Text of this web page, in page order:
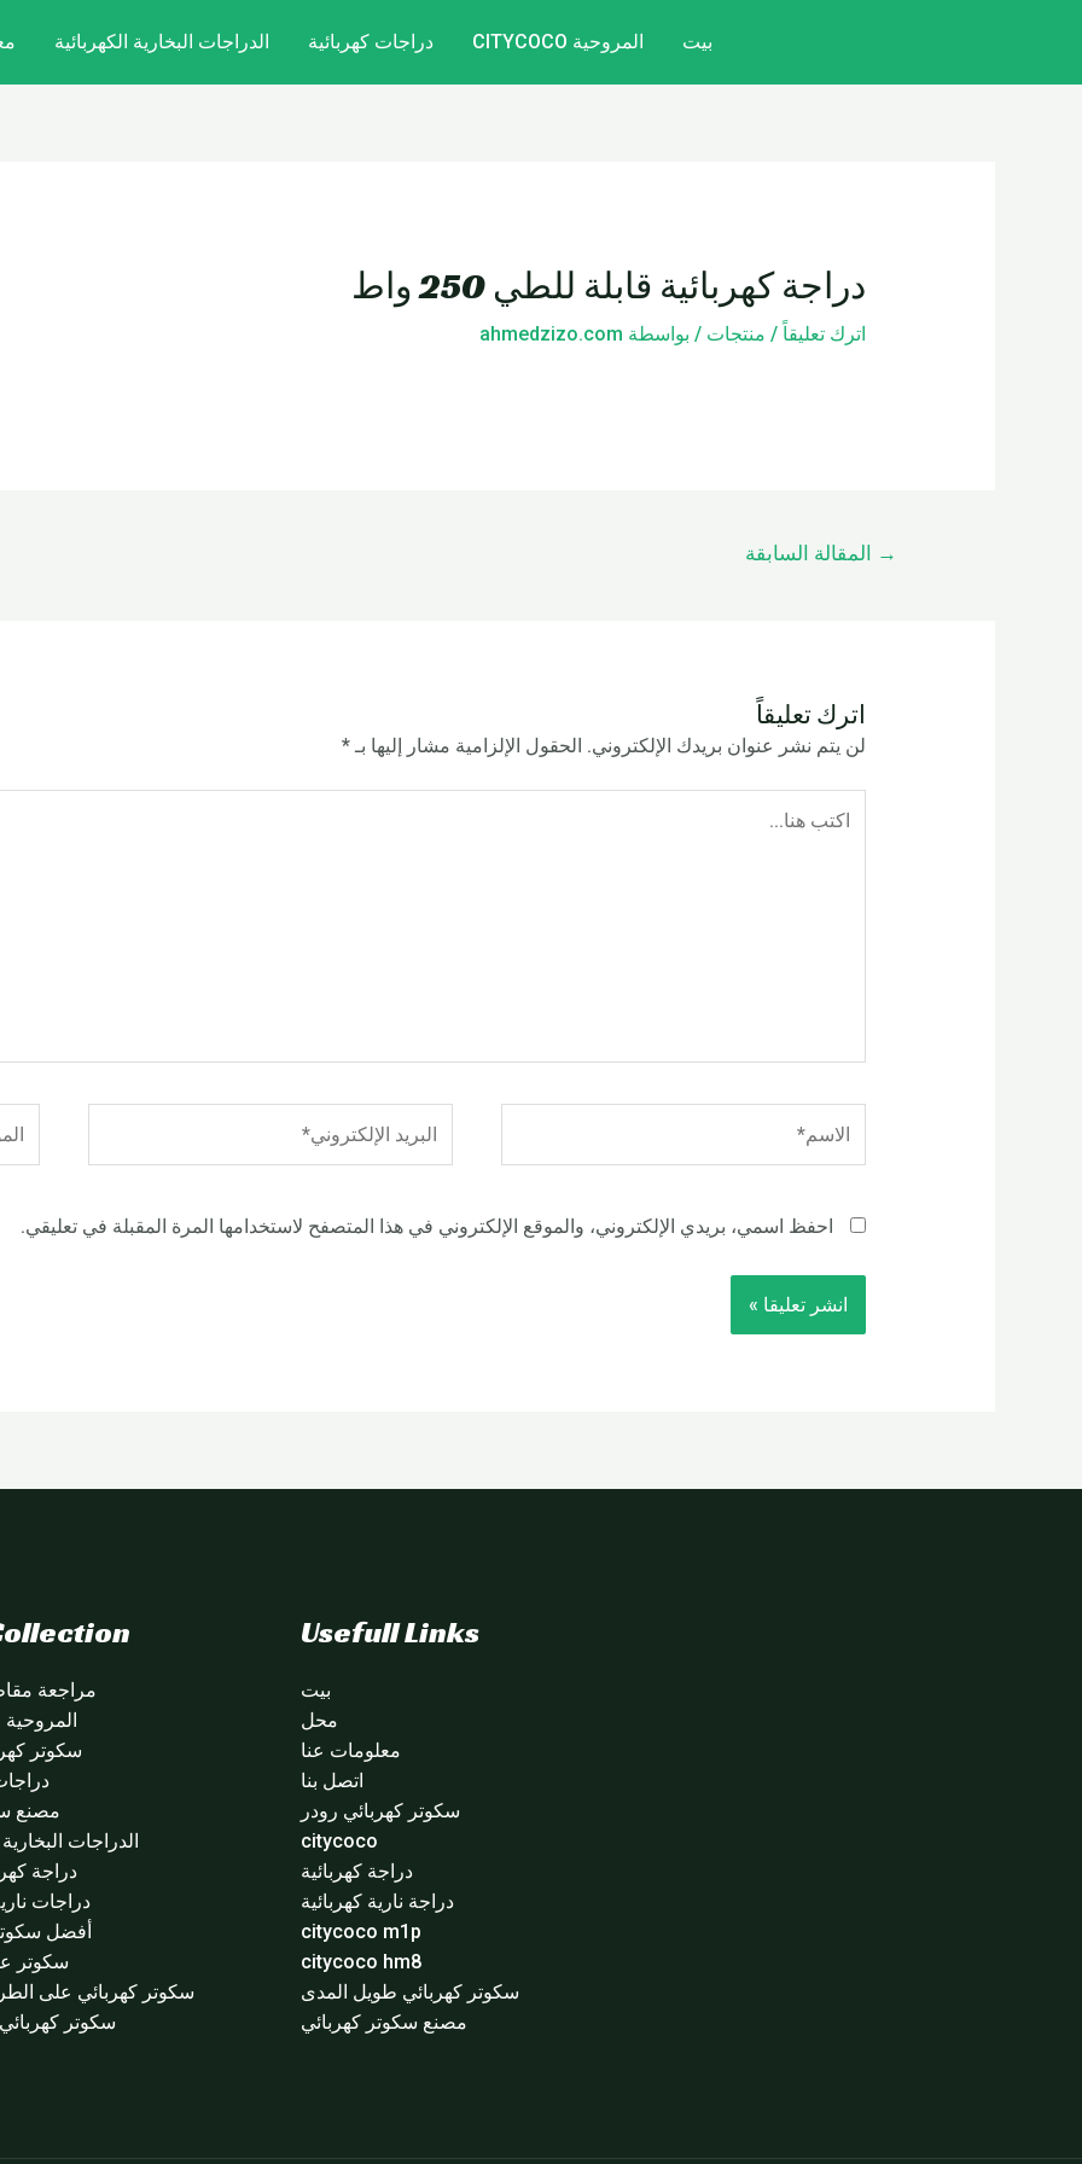
بيت المروحية CITYCOCO دراجات كهربائية الدراجات البخارية الكهربائية
دراجة كهربائية قابلة للطي 250 واط
اترك تعليقاً / منتجات / بواسطة ahmedzizo.com
→ المقالة السابقة
اترك تعليقاً
لن يتم نشر عنوان بريدك الإلكتروني. الحقول الإلزامية مشار إليها بـ *
هنا...
الإلكتروني*
احفظ اسمي، بريدي الإلكتروني، والموقع الإلكتروني في هذا المتصفح لاستخدامها المرة المقبلة في تعليقي.
Usefull Links
بيت
محل
معلومات عنا
اتصل بنا
سكوتر كهربائي رودر
citycoco
دراجة كهربائية
دراجة نارية كهربائية
citycoco m1p
citycoco hm8
سكوتر كهربائي طويل المدى
مصنع سكوتر كهربائي
مراجعة
المروحية citycoco
سكوتر
مصنع
الدراجات
دراجة
دراجات
أفضل
سكوتر
سكوتر كهربائي على
سكوتر كهربائي 3